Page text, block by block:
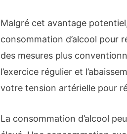
Malgré cet avantage
consommation d’alcool pour
des mesures plus
l’exercice régulier et
votre tension artérielle pour
La consommation d’alcool